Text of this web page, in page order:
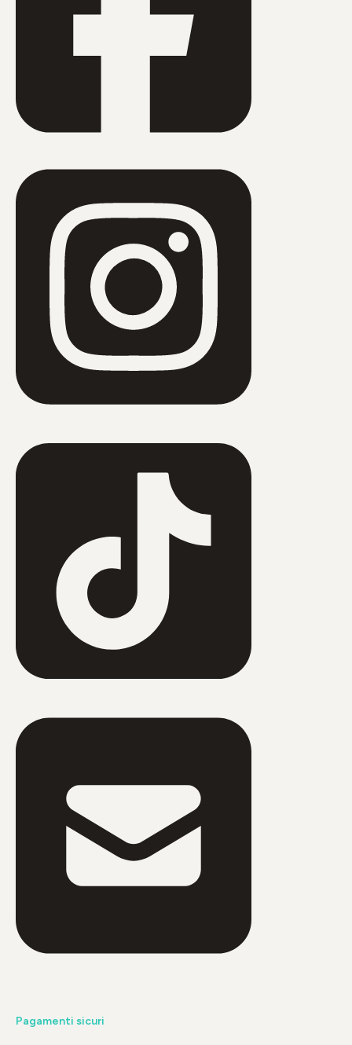
Pagamenti sicuri